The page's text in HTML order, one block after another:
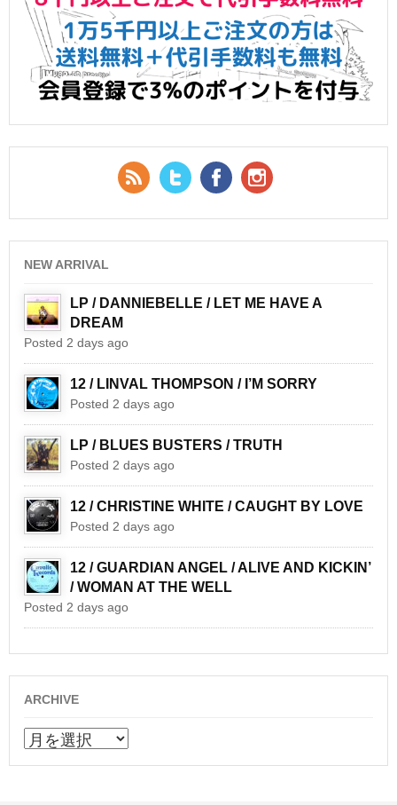
RSS Feed
Twitter Facebook
NEW ARRIVAL
LP / DANNIEBELLE / LET ME HAVE A
DREAM
Posted 2 days ago
12 / LINVAL THOMPSON / I’M SORRY
Posted 2 days ago
LP / BLUES BUSTERS / TRUTH
Posted 2 days ago
12 / CHRISTINE WHITE / CAUGHT BY LOVE
Posted 2 days ago
12 / GUARDIAN ANGEL / ALIVE AND KICKIN’
/ WOMAN AT THE WELL
Posted 2 days ago
ARCHIVE
ARCHIVE